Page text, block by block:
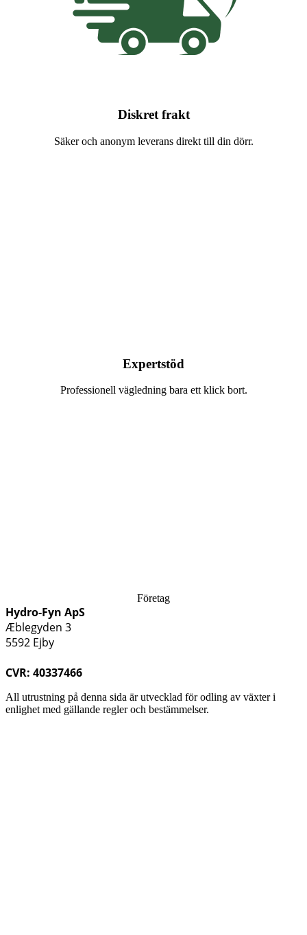
Diskret frakt
Säker och anonym leverans direkt till din dörr.
Expertstöd
Professionell vägledning bara ett klick bort.
Företag
Hydro-Fyn ApS
Æblegyden 3
5592 Ejby
CVR: 40337466
All utrustning på denna sida är utvecklad för odling av växter i
enlighet med gällande regler och bestämmelser.